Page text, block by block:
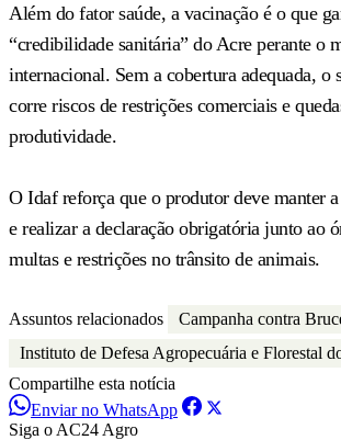
Além do fator saúde, a vacinação é o que
“credibilidade sanitária” do Acre perante o
internacional. Sem a cobertura adequada, o
corre riscos de restrições comerciais e
produtividade.
O Idaf reforça que o produtor deve manter
e realizar a declaração obrigatória junto ao
multas e restrições no trânsito de animais.
Assuntos relacionados Campanha contra
Instituto de Defesa Agropecuária e Florestal
Compartilhe esta notícia
Enviar no WhatsApp
Siga o AC24 Agro